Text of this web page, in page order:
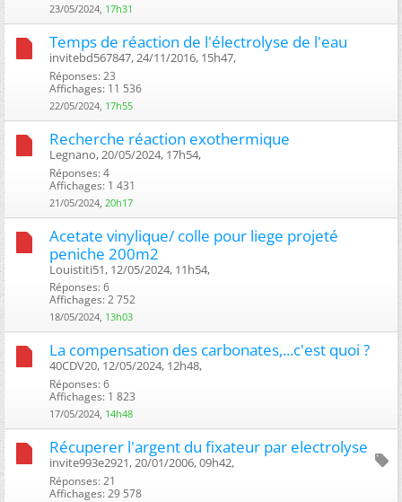
23/05/2024, 17h31
Temps de réaction de l'électrolyse de l'eau
invitebd567847, 24/11/2016, 15h47, ‎
Réponses: 23
Affichages: 11 536
22/05/2024, 17h55
Recherche réaction exothermique
Legnano, 20/05/2024, 17h54, ‎
Réponses: 4
Affichages: 1 431
21/05/2024, 20h17
Acetate vinylique/ colle pour liege projeté
peniche 200m2
Louistiti51, 12/05/2024, 11h54, ‎
Réponses: 6
Affichages: 2 752
18/05/2024, 13h03
La compensation des carbonates,...c'est quoi ?
40CDV20, 12/05/2024, 12h48, ‎
Réponses: 6
Affichages: 1 823
17/05/2024, 14h48
Récuperer l'argent du fixateur par electrolyse
invite993e2921, 20/01/2006, 09h42, ‎
Réponses: 21
Affichages: 29 578